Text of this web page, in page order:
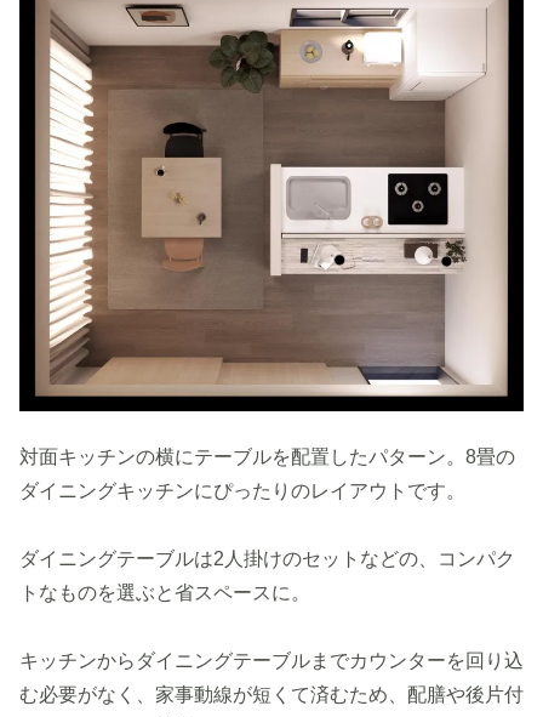
対面キッチンの横にテーブルを配置したパターン。8畳の
ダイニングキッチンにぴったりのレイアウトです。
ダイニングテーブルは2人掛けのセットなどの、コンパク
トなものを選ぶと省スペースに。
キッチンからダイニングテーブルまでカウンターを回り込
む必要がなく、家事動線が短くて済むため、配膳や後片付